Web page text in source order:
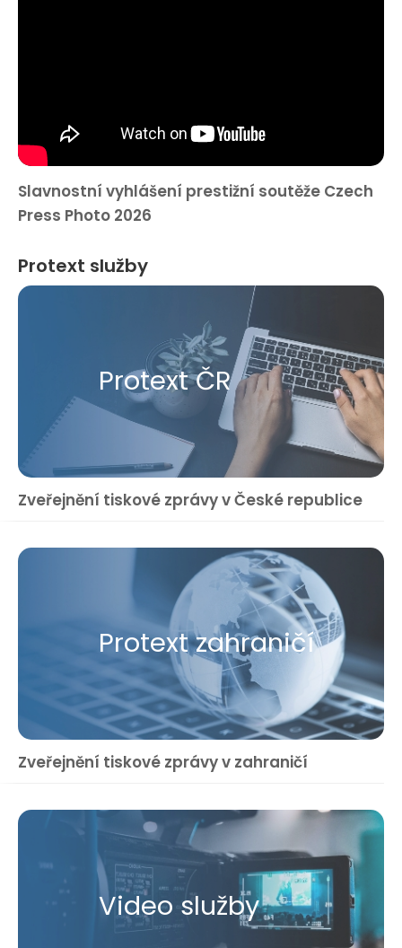
Slavnostní vyhlášení prestižní soutěže Czech
Press Photo 2026
Protext služby
Protext ČR
Zveřejnění tiskové zprávy v České republice
Protext zahraničí
Zveřejnění tiskové zprávy v zahraničí
Video služby